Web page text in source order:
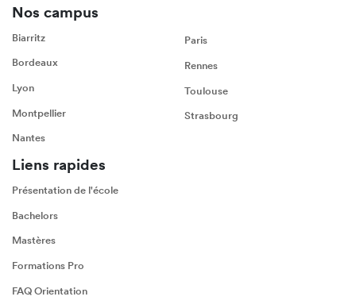
Nos campus
Biarritz
Bordeaux
Lyon
Montpellier
Nantes
Paris
Rennes
Toulouse
Strasbourg
Liens rapides
Présentation de l'école
Bachelors
Mastères
Formations Pro
FAQ Orientation